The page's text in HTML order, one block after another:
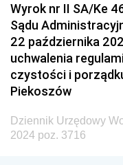
Wyrok nr II SA/Ke
Sądu
22 października
uchwalenia
czystości i
Piekoszów
Dziennik Urzędowy
2024 poz. 3716